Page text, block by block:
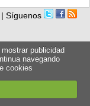
| Síguenos
publicidad
navegando
cookies